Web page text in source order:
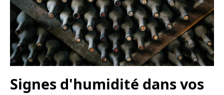
Signes d'humidité dans vos